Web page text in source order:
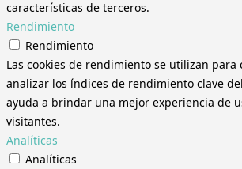
características de terceros.
Rendimiento
Rendimiento
Las cookies de rendimiento se utilizan para
analizar los índices de rendimiento clave
ayuda a brindar una mejor experiencia de
visitantes.
Analíticas
Analíticas